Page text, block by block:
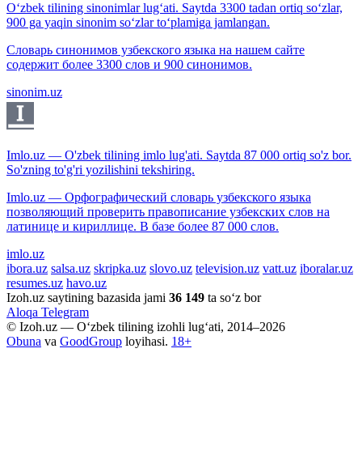
O‘zbek tilining sinonimlar lug‘ati. Saytda 3300 tadan ortiq so‘zlar,
900 ga yaqin sinonim so‘zlar to‘plamiga jamlangan.
Словарь синонимов узбекского языка на нашем сайте
содержит более 3300 слов и 900 синонимов.
sinonim.uz
Imlo.uz — O'zbek tilining imlo lug'ati. Saytda 87 000 ortiq so'z bor.
So'zning to'g'ri yozilishini tekshiring.
Imlo.uz — Орфографический словарь узбекского языка
позволяющий проверить правописание узбекских слов на
латинице и кириллице. В базе более 87 000 слов.
imlo.uz
ibora.uz salsa.uz skripka.uz slovo.uz television.uz vatt.uz iboralar.uz
resumes.uz havo.uz
Izoh.uz saytining bazasida jami 36 149 ta so‘z bor
Aloqa Telegram
© Izoh.uz — O‘zbek tilining izohli lug‘ati, 2014–2026
Obuna va GoodGroup loyihasi. 18+